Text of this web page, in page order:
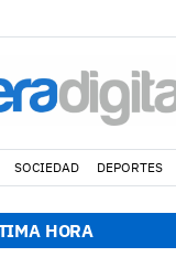
SOCIEDAD DEPORTES
HORA